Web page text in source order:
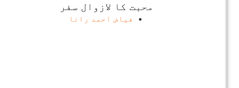
محبت کا لازوال سفر
فیاض احمد رانا